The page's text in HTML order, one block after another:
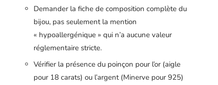
Demander la fiche de composition complète du
bijou, pas seulement la mention
« hypoallergénique » qui n’a aucune valeur
réglementaire stricte.
Vérifier la présence du poinçon pour l’or (aigle
pour 18 carats) ou l’argent (Minerve pour 925)